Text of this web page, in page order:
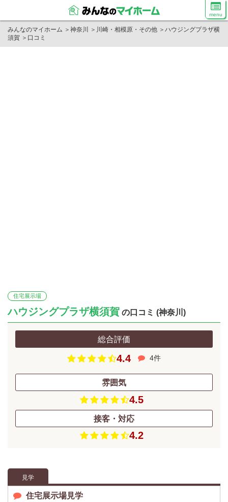
menu
みんなのマイホーム ＞ 神奈川 ＞ 川崎・相模原・その他 ＞ ハウジングプラザ横
須賀 ＞ 口コミ
住宅展示場
ハウジングプラザ横須賀 の口コミ (神奈川)
総合評価
4.4 4件
雰囲気
4.5
接客・対応
4.2
見学
住宅展示場見学